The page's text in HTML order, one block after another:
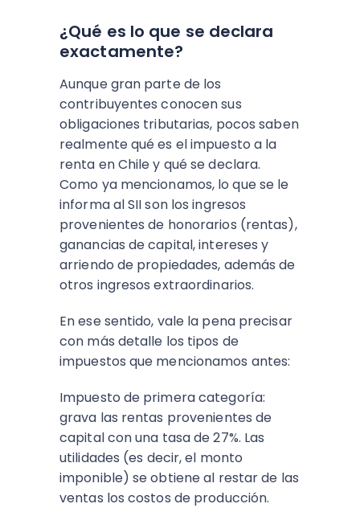
¿Qué es lo que se declara
exactamente?
Aunque gran parte de los
contribuyentes conocen sus
obligaciones tributarias, pocos saben
realmente qué es el impuesto a la
renta en Chile y qué se declara.
Como ya mencionamos, lo que se le
informa al SII son los ingresos
provenientes de honorarios (rentas),
ganancias de capital, intereses y
arriendo de propiedades, además de
otros ingresos extraordinarios.
En ese sentido, vale la pena precisar
con más detalle los tipos de
impuestos que mencionamos antes:
Impuesto de primera categoría:
grava las rentas provenientes de
capital con una tasa de 27%. Las
utilidades (es decir, el monto
imponible) se obtiene al restar de las
ventas los costos de producción.